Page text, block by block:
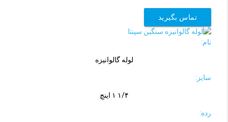
تماس بگیرید
نام:
لوله گالوانیزه
سایز:
۱/۴ ۱ اینچ
رده: